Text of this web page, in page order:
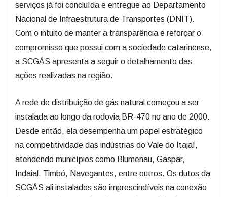
serviços já foi concluída e entregue ao Departamento
Nacional de Infraestrutura de Transportes (DNIT).
Com o intuito de manter a transparência e reforçar o
compromisso que possui com a sociedade catarinense,
a SCGÁS apresenta a seguir o detalhamento das
ações realizadas na região.
A rede de distribuição de gás natural começou a ser
instalada ao longo da rodovia BR-470 no ano de 2000.
Desde então, ela desempenha um papel estratégico
na competitividade das indústrias do Vale do Itajaí,
atendendo municípios como Blumenau, Gaspar,
Indaial, Timbó, Navegantes, entre outros. Os dutos da
SCGÁS ali instalados são imprescindíveis na conexão